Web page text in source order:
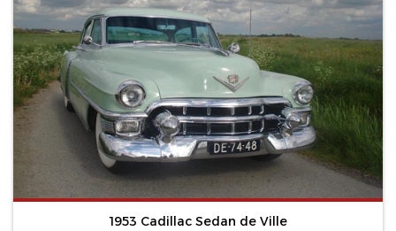
1953 Cadillac Sedan de Ville